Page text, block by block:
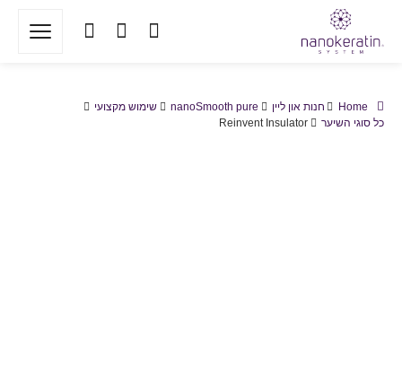
Home חנות און ליין nanoSmooth pure
שימוש מקצועי
כל סוגי השיער
Reinvent Insulator